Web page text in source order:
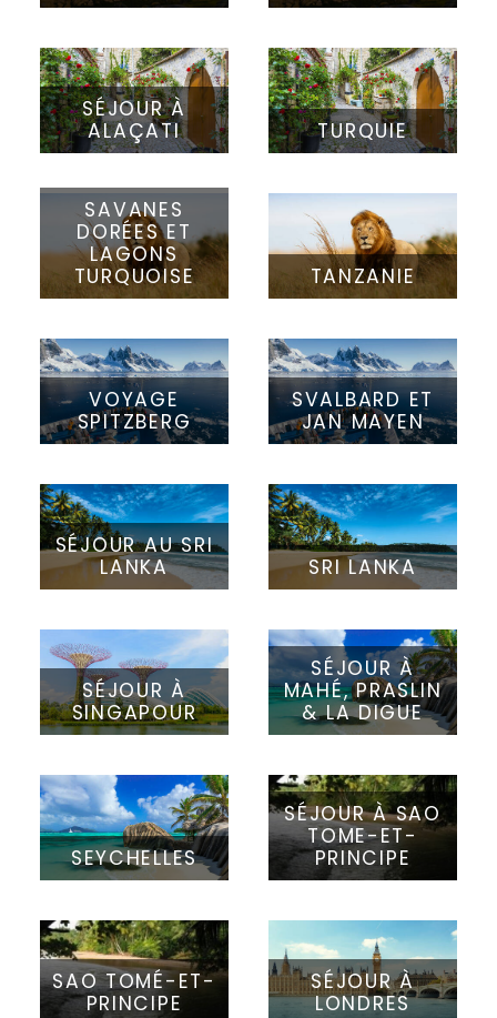
SÉJOUR À
ALAÇATI
TURQUIE
SAVANES
DORÉES ET
LAGONS
TURQUOISE
TANZANIE
VOYAGE
SPITZBERG
SVALBARD ET
JAN MAYEN
SÉJOUR AU SRI
LANKA
SRI LANKA
SÉJOUR À
SINGAPOUR
SÉJOUR À
MAHÉ, PRASLIN
& LA DIGUE
SEYCHELLES
SÉJOUR À SAO
TOME-ET-
PRINCIPE
SAO TOMÉ-ET-
PRINCIPE
SÉJOUR À
LONDRES